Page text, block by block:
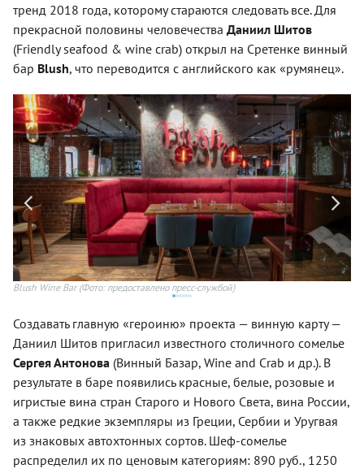
тренд 2018 года, которому стараются следовать все. Для
прекрасной половины человечества Даниил Шитов
(Friendly seafood & wine crab) открыл на Сретенке винный
бар Blush, что переводится с английского как «румянец».
Blush Wine Bar (Фото: предоставлено пресс-службой)
Создавать главную «героиню» проекта — винную карту —
Даниил Шитов пригласил известного столичного сомелье
Сергея Антонова (Винный Базар, Wine and Crab и др.). В
результате в баре появились красные, белые, розовые и
игристые вина стран Старого и Нового Света, вина России,
а также редкие экземпляры из Греции, Сербии и Уругвая
из знаковых автохтонных сортов. Шеф-сомелье
распределил их по ценовым категориям: 890 руб., 1250